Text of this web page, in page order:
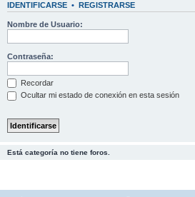
IDENTIFICARSE • REGISTRARSE
Nombre de Usuario:
Contraseña:
Recordar
Ocultar mi estado de conexión en esta sesión
Está categoría no tiene foros.